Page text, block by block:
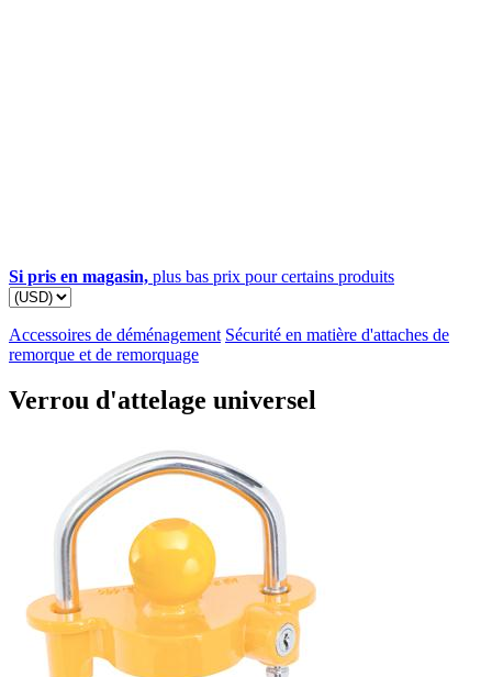
Si pris en magasin, plus bas prix pour certains produits
Accessoires de déménagement Sécurité en matière d'attaches de
remorque et de remorquage
Verrou d'attelage universel